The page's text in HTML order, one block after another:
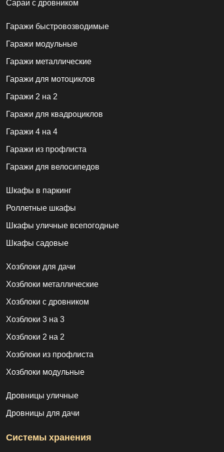
Сараи с дровником
Гаражи быстровозводимые
Гаражи модульные
Гаражи металлические
Гаражи для мотоциклов
Гаражи 2 на 2
Гаражи для квадроциклов
Гаражи 4 на 4
Гаражи из профлиста
Гаражи для велосипедов
Шкафы в паркинг
Роллетные шкафы
Шкафы уличные всепогодные
Шкафы садовые
Хозблоки для дачи
Хозблоки металлические
Хозблоки с дровником
Хозблоки 3 на 3
Хозблоки 2 на 2
Хозблоки из профлиста
Хозблоки модульные
Дровницы уличные
Дровницы для дачи
Системы хранения